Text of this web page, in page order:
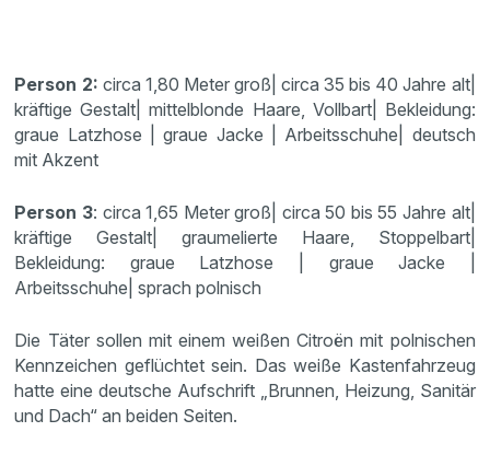
Person 2: circa 1,80 Meter groß| circa 35 bis 40 Jahre alt|
kräftige Gestalt| mittelblonde Haare, Vollbart| Bekleidung:
graue Latzhose | graue Jacke | Arbeitsschuhe| deutsch
mit Akzent
Person 3: circa 1,65 Meter groß| circa 50 bis 55 Jahre alt|
kräftige Gestalt| graumelierte Haare, Stoppelbart|
Bekleidung: graue Latzhose | graue Jacke |
Arbeitsschuhe| sprach polnisch
Die Täter sollen mit einem weißen Citroën mit polnischen
Kennzeichen geflüchtet sein. Das weiße Kastenfahrzeug
hatte eine deutsche Aufschrift „Brunnen, Heizung, Sanitär
und Dach“ an beiden Seiten.